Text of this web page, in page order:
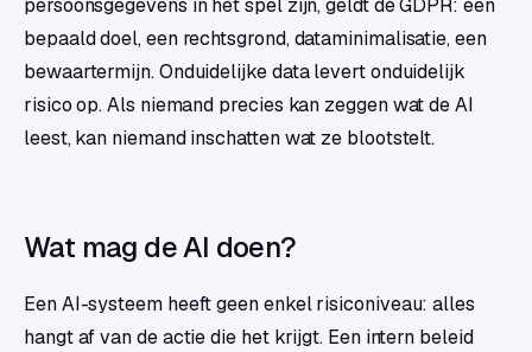
persoonsgegevens in het spel zijn, geldt de GDPR: een
bepaald doel, een rechtsgrond, dataminimalisatie, een
bewaartermijn. Onduidelijke data levert onduidelijk
risico op. Als niemand precies kan zeggen wat de AI
leest, kan niemand inschatten wat ze blootstelt.
Wat mag de AI doen?
Een AI-systeem heeft geen enkel risiconiveau: alles
hangt af van de actie die het krijgt. Een intern beleid